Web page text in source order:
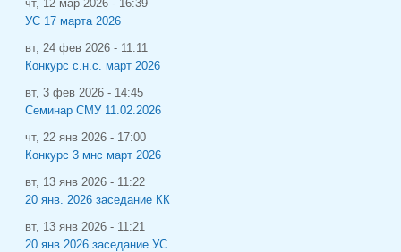
чт, 12 мар 2026 - 16:39
УС 17 марта 2026
вт, 24 фев 2026 - 11:11
Конкурс с.н.с. март 2026
вт, 3 фев 2026 - 14:45
Семинар СМУ 11.02.2026
чт, 22 янв 2026 - 17:00
Конкурс 3 мнс март 2026
вт, 13 янв 2026 - 11:22
20 янв. 2026 заседание КК
вт, 13 янв 2026 - 11:21
20 янв 2026 заседание УС